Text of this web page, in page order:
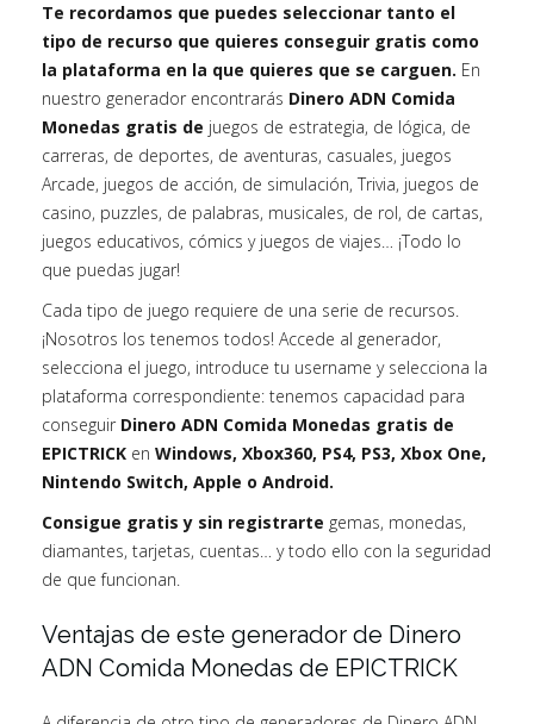
Te recordamos que puedes seleccionar tanto el
tipo de recurso que quieres conseguir gratis como
la plataforma en la que quieres que se carguen. En
nuestro generador encontrarás Dinero ADN Comida
Monedas gratis de juegos de estrategia, de lógica, de
carreras, de deportes, de aventuras, casuales, juegos
Arcade, juegos de acción, de simulación, Trivia, juegos de
casino, puzzles, de palabras, musicales, de rol, de cartas,
juegos educativos, cómics y juegos de viajes… ¡Todo lo
que puedas jugar!
Cada tipo de juego requiere de una serie de recursos.
¡Nosotros los tenemos todos! Accede al generador,
selecciona el juego, introduce tu username y selecciona la
plataforma correspondiente: tenemos capacidad para
conseguir Dinero ADN Comida Monedas gratis de
EPICTRICK en Windows, Xbox360, PS4, PS3, Xbox One,
Nintendo Switch, Apple o Android.
Consigue gratis y sin registrarte gemas, monedas,
diamantes, tarjetas, cuentas… y todo ello con la seguridad
de que funcionan.
Ventajas de este generador de Dinero
ADN Comida Monedas de EPICTRICK